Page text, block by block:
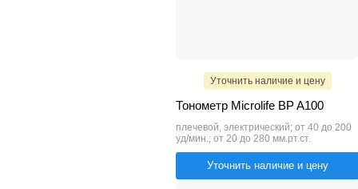
Уточнить наличие и цену
Тонометр Microlife BP A100
плечевой, электрический; от 40 до 200
уд/мин.; от 20 до 280 мм.рт.ст.
Уточнить наличие и цену